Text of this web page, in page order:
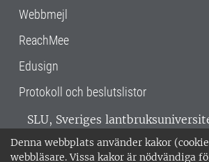
Denna webbplats använder kakor
webbläsare. Vissa kakor är nödvändiga
Webbmejl
ReachMee
Edusign
Protokoll och beslutslistor
SLU, Sveriges
verksamhet över hela Sverige.
Alnarp, Uppsala och Umeå.SLU